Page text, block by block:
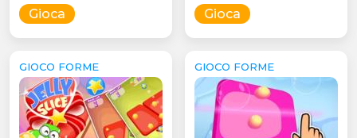
Gioca Gioca
GIOCO FORME GIOCO FORME